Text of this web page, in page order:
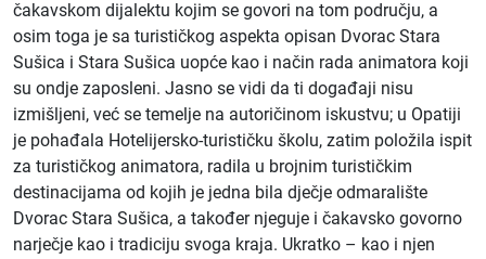
čakavskom dijalektu kojim se govori na tom području, a
osim toga je sa turističkog aspekta opisan Dvorac Stara
Sušica i Stara Sušica uopće kao i način rada animatora koji
su ondje zaposleni. Jasno se vidi da ti događaji nisu
izmišljeni, već se temelje na autoričinom iskustvu; u Opatiji
je pohađala Hotelijersko-turističku školu, zatim položila ispit
za turističkog animatora, radila u brojnim turističkim
destinacijama od kojih je jedna bila dječje odmaralište
Dvorac Stara Sušica, a također njeguje i čakavsko govorno
narječje kao i tradiciju svoga kraja. Ukratko – kao i njen